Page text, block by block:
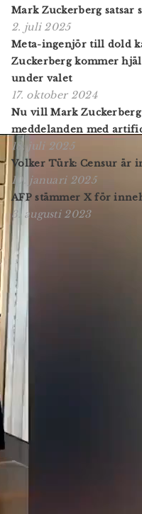
Mark Zuckerberg satsar
2. juli 2025
Meta-ingenjör till dold
Zuckerberg kommer
under valet
17. oktober 2024
Nu vill Mark
meddelanden med
18. juli 2025
Volker Türk: Censur är
10. januari 2025
AFP stämmer X för
3. augusti 2023